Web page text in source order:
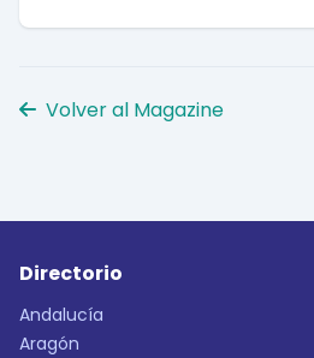
Volver al Magazine
Directorio
Andalucía
Aragón